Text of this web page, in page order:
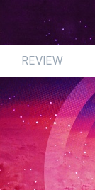
REVIEW
Review 앨범 국내